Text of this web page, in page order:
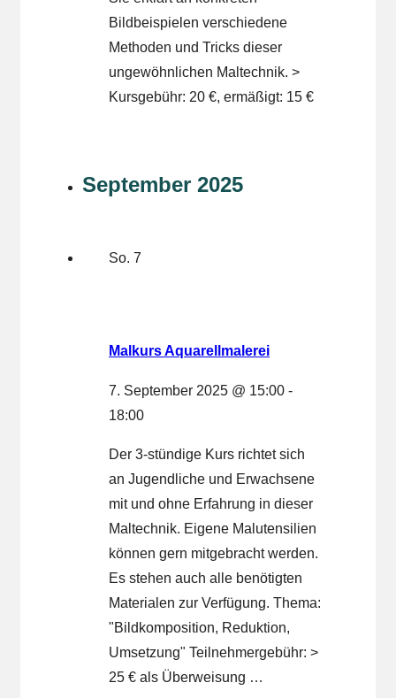
Bildbeispielen verschiedene
Methoden und Tricks dieser
ungewöhnlichen Maltechnik. >
Kursgebühr: 20 €, ermäßigt: 15 €
September 2025
So. 7
Malkurs Aquarellmalerei
7. September 2025 @ 15:00 -
18:00
Der 3-stündige Kurs richtet sich
an Jugendliche und Erwachsene
mit und ohne Erfahrung in dieser
Maltechnik. Eigene Malutensilien
können gern mitgebracht werden.
Es stehen auch alle benötigten
Materialen zur Verfügung. Thema:
"Bildkomposition, Reduktion,
Umsetzung" Teilnehmergebühr: >
25 € als Überweisung …